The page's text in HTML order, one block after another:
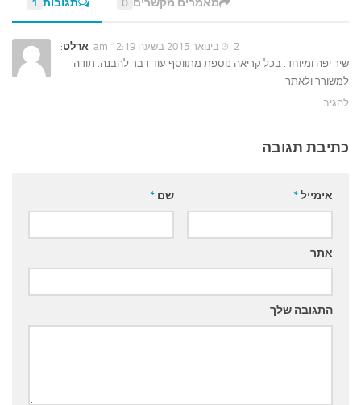
תגובות 1 מאמרים מקשרים 0
ארלט:
2 בינואר 2015 בשעה 12:19 am
שיר יפה ומיוחד. בכל קריאה נוספת מתווסף עוד דבר להבנה. תודה
למשורר ולאתר.
להגיב
כתיבת תגובה
שם * אימייל*
אתר
התגובה שלך